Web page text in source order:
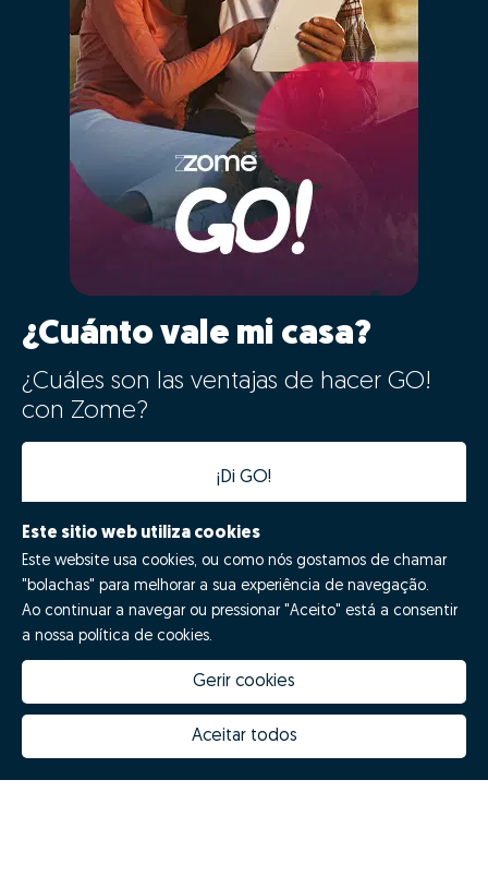
¿Cuánto vale mi casa?
¿Cuáles son las ventajas de hacer GO!
con Zome?
¡Di GO!
Porquê escolher a Zome
Inovação Zome
Hubs Zome
Este sitio web utiliza cookies
Este website usa cookies, ou como nós gostamos de chamar
"bolachas" para melhorar a sua experiência de navegação.
Ao continuar a navegar ou pressionar "Aceito" está a consentir
a nossa política de cookies.
Gerir cookies
Aceitar todos